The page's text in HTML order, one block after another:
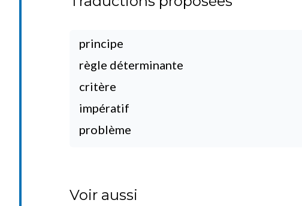
principe
règle déterminante
critère
impératif
problème
Voir aussi